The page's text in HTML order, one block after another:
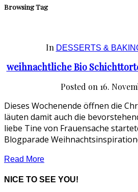
Browsing Tag
In DESSERTS &
weihnachtliche Bio
Posted on 16.
Dieses Wochenende öffnen die
läuten damit auch die
liebe Tine von Frauensache
Blogparade
Read More
NICE TO SEE YOU!